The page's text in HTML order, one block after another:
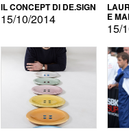
IL CONCEPT DI DE.SIGN
15/10/2014 E
15/